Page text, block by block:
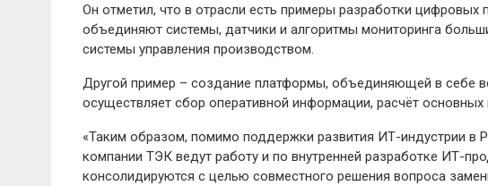
Он отметил, что в отрасли есть примеры разработки цифровых
объединяют системы, датчики и алгоритмы мониторинга
системы управления производством.
Другой пример – создание платформы, объединяющей в себе
осуществляет сбор оперативной информации, расчёт
«Таким образом, помимо поддержки развития ИТ-индустрии в
компании ТЭК ведут работу и по внутренней разработке ИТ-
консолидируются с целью совместного решения вопроса